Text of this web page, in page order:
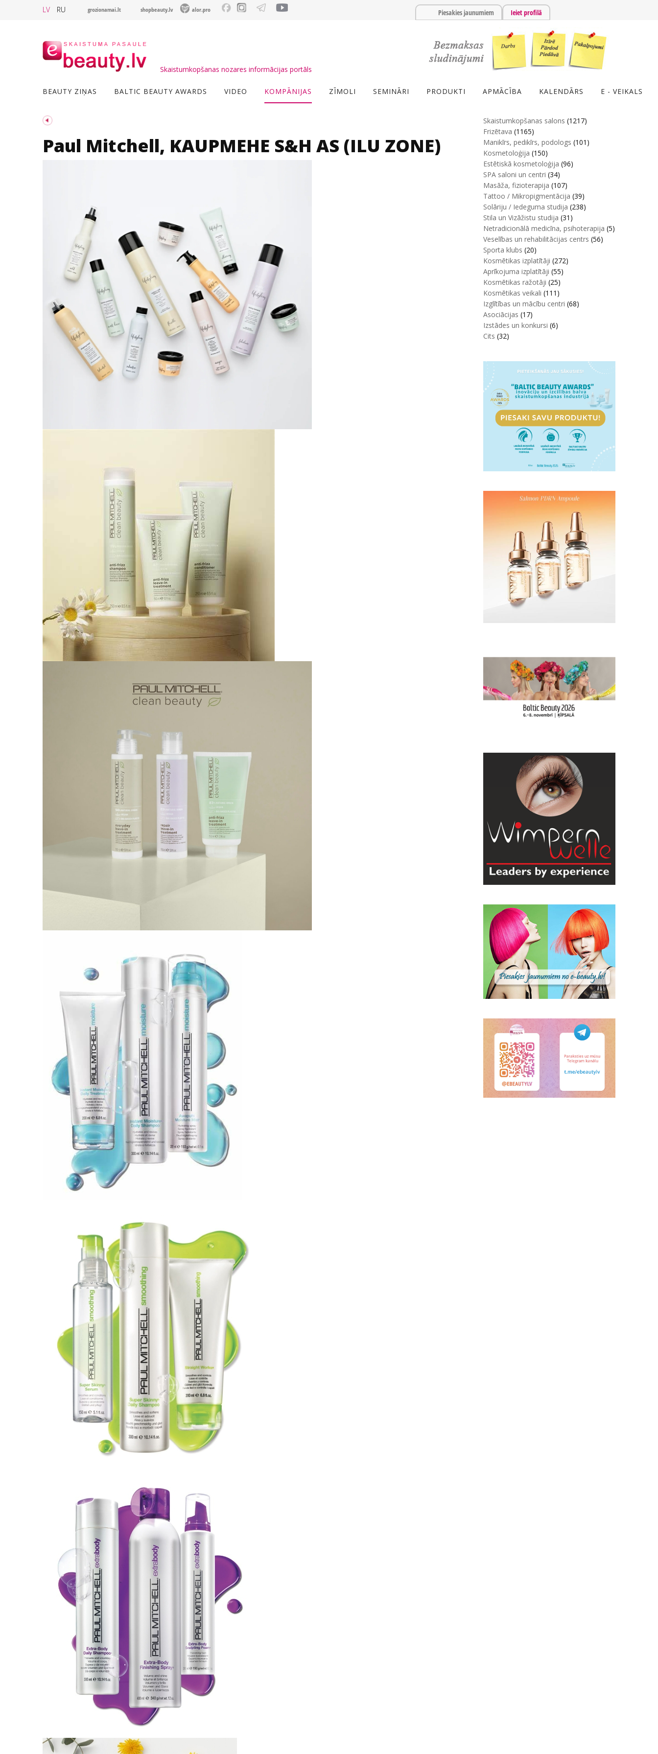
LV RU grozionamai.lt shopbeauty.lv alor.pro Piesakies jaunumiem Ieiet profilā
Skaistumkopšanas nozares informācijas portāls
BEAUTY ZIŅAS BALTIC BEAUTY AWARDS VIDEO KOMPĀNIJAS ZĪMOLI SEMINĀRI PRODUKTI APMĀCĪBA KALENDĀRS E - VEIKALS
Paul Mitchell, KAUPMEHE S&H AS (ILU ZONE)
Skaistumkopšanas salons (1217)
Frizētava (1165)
Manikīrs, pedikīrs, podologs (101)
Kosmetoloģija (150)
Estētiskā kosmetoloģija (96)
SPA saloni un centri (34)
Masāža, fizioterapija (107)
Tattoo / Mikropigmentācija (39)
Solāriju / Iedeguma studija (238)
Stila un Vizāžistu studija (31)
Netradicionālā medicīna, psihoterapija (5)
Veselības un rehabilitācijas centrs (56)
Sporta klubs (20)
Kosmētikas izplatītāji (272)
Aprīkojuma izplatītāji (55)
Kosmētikas ražotāji (25)
Kosmētikas veikali (111)
Izglītības un mācību centri (68)
Asociācijas (17)
Izstādes un konkursi (6)
Cits (32)